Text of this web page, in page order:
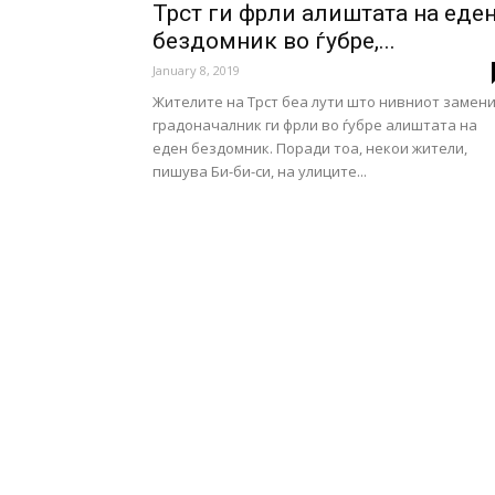
Трст ги фрли алиштата на еден
бездомник во ѓубре,...
January 8, 2019
Жителите на Трст беа лути што нивниот
градоначалник ги фрли во ѓубре алиштата на
еден бездомник. Поради тоа, некои жители,
пишува Би-би-си, на улиците...